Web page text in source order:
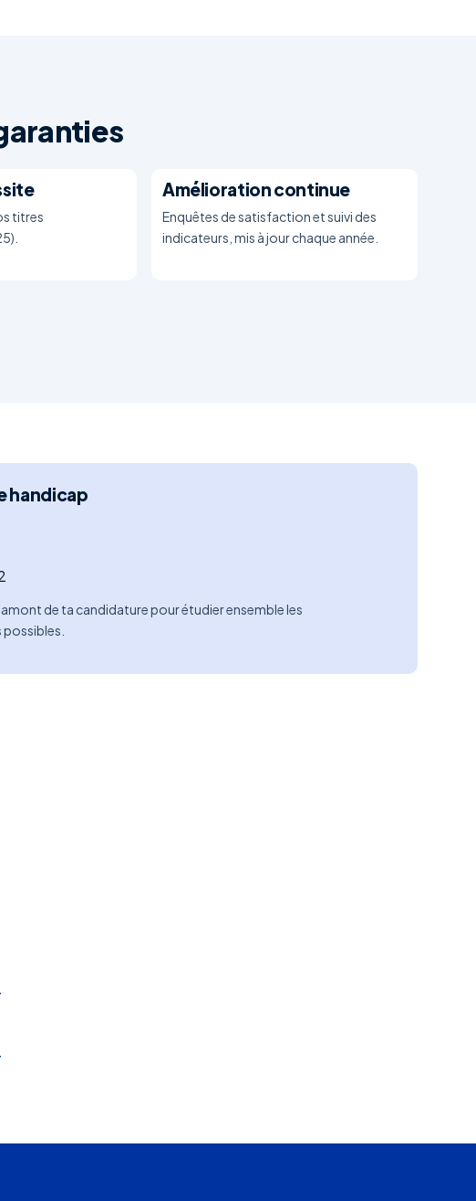
titres
Amélioration continue
Enquêtes de satisfaction et suivi des
indicateurs, mis à jour chaque année.
handicap
de ta candidature pour étudier ensemble les